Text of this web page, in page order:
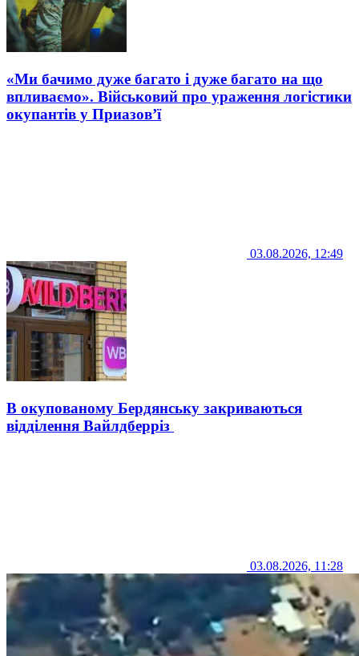
«Ми бачимо дуже багато і дуже багато на що
впливаємо». Військовий про ураження логістики
окупантів у Приазов’ї
03.08.2026, 12:49
В окупованому Бердянську закриваються
відділення Вайлдберріз
03.08.2026, 11:28